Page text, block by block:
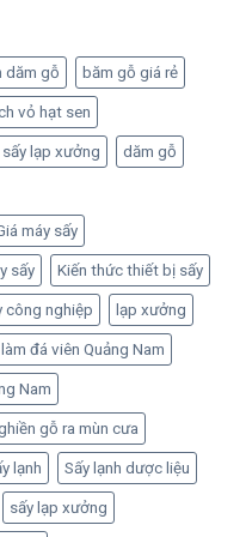
dăm gỗ băm gỗ giá rẻ
vỏ hạt sen
lạp xưởng dăm gỗ
máy sấy
sấy Kiến thức thiết bị sấy
công nghiệp lạp xưởng
đá viên Quảng Nam
Nam
gỗ ra mùn cưa
lạnh Sấy lạnh dược liệu
sấy lạp xưởng